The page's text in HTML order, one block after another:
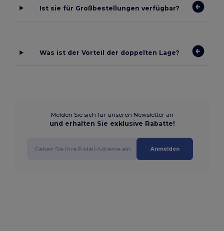
Ist sie für Großbestellungen verfügbar?
Was ist der Vorteil der doppelten Lage?
Melden Sie sich für unseren Newsletter an
und erhalten Sie exklusive Rabatte!
Anmelden